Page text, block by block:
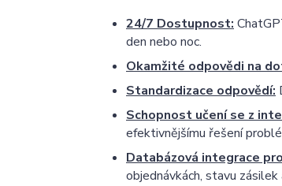
24/7 Dostupnost:
den nebo noc.
Okamžité odpovědi na
Standardizace odpovědí:
Schopnost učení se z
efektivnějšímu řešení
Databázová integrace
objednávkách, stavu